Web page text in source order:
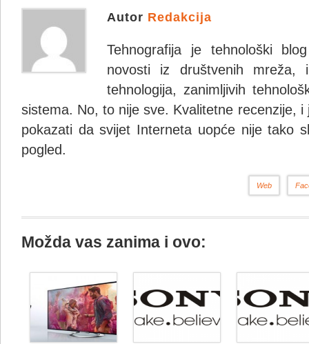
Autor Redakcija
Tehnografija je tehnološki
novosti iz društvenih mreža,
tehnologija, zanimljivih
sistema. No, to nije sve. Kvalitetne recenzije,
pokazati da svijet Interneta uopće nije tako
pogled.
Web
Možda vas zanima i ovo: